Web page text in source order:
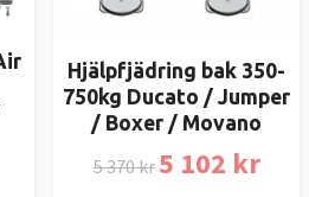
Hjälpfjädring bak 350-
750kg Ducato / Jumper
/ Boxer / Movano
5 370 kr 5 102 kr